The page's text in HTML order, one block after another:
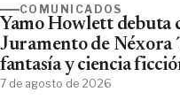
COMUNICADOS
Yamo Howlett debuta
Juramento de
fantasía y ciencia
7 de agosto de 2026